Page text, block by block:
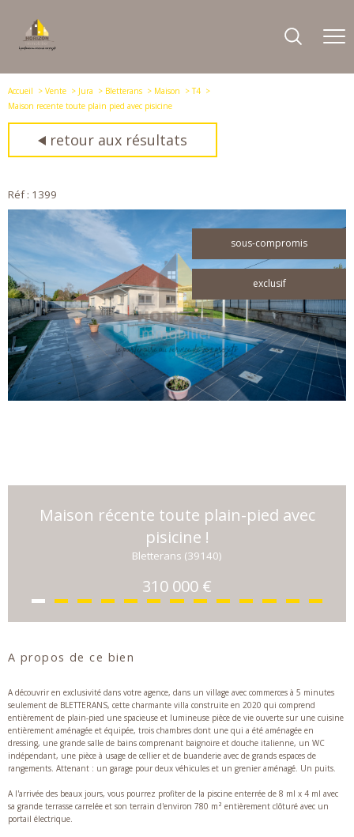
Accueil Vente Jura Bletterans Maison
T4
Maison recente toute plain pied avec pisicine
retour aux résultats
Réf : 1399
sous-compromis
exclusif
Maison récente toute plain-pied avec
pisicine !
Bletterans (39140)
310 000 €
A propos de ce bien
A découvrir en exclusivité dans votre agence, dans un village avec commerces à 5 minutes
seulement de BLETTERANS, cette charmante villa construite en 2020 qui comprend
entièrement de plain-pied une spacieuse et lumineuse pièce de vie ouverte sur une cuisine
entièrement aménagée et équipée, trois chambres dont une qui a été aménagée en
dressing, une grande salle de bains comprenant baignoire et douche italienne, un WC
indépendant, une pièce à usage de cellier et de buanderie avec de grands espaces de
rangements. Attenant : un garage pour deux véhicules et un grenier aménagé. Un puits.
A l'arrivée des beaux jours, vous pourrez profiter de la piscine enterrée de 8 ml x 4 ml avec
sa grande terrasse carrelée et son terrain d'environ 780 m² entièrement clôturé avec un
portail électrique.